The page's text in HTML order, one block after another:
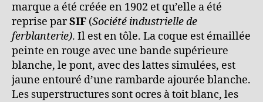
marque a été créée en 1902 et qu’elle a été
reprise parSIF (Société industrielle de
ferblanterie). Il est en tôle. La coque est émaillée
peinte en rouge avec une bande supérieure
blanche, le pont, avec des lattes simulées, est
jaune entouré d’une rambarde ajourée blanche.
Les superstructures sont ocres à toit blanc, les